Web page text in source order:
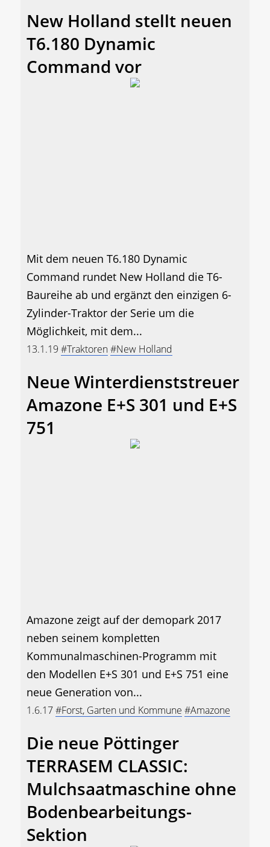
New Holland stellt neuen
T6.180 Dynamic
Command vor
Mit dem neuen T6.180 Dynamic
Command rundet New Holland die T6-
Baureihe ab und ergänzt den einzigen 6-
Zylinder-Traktor der Serie um die
Möglichkeit, mit dem...
13.1.19 #Traktoren#New Holland
Neue Winterdienststreuer
Amazone E+S 301 und E+S
751
Amazone zeigt auf der demopark 2017
neben seinem kompletten
Kommunalmaschinen-Programm mit
den Modellen E+S 301 und E+S 751 eine
neue Generation von...
1.6.17#Forst, Garten und Kommune #Amazone
Die neue Pöttinger
TERRASEM CLASSIC:
Mulchsaatmaschine ohne
Bodenbearbeitungs-
Sektion